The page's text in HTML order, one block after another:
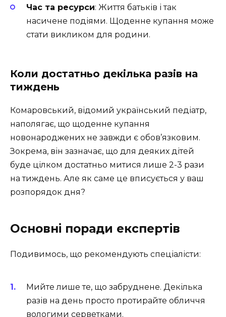
Час та ресурси: Життя батьків і так
насичене подіями. Щоденне купання може
стати викликом для родини.
Коли достатньо декілька разів на
тиждень
Комаровський, відомий український педіатр,
наполягає, що щоденне купання
новонароджених не завжди є обов’язковим.
Зокрема, він зазначає, що для деяких дітей
буде цілком достатньо митися лише 2-3 рази
на тиждень. Але як саме це вписується у ваш
розпорядок дня?
Основні поради експертів
Подивимось, що рекомендують спеціалісти:
Мийте лише те, що забруднене. Декілька
разів на день просто протирайте обличчя
вологими серветками.